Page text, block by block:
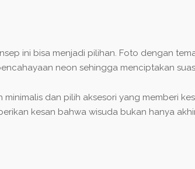
ini bisa menjadi pilihan. Foto dengan
neon sehingga menciptakan
dan pilih aksesori yang memberi
kesan bahwa wisuda bukan hanya